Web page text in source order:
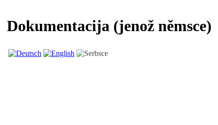
Dokumentacija (jenož němsce)